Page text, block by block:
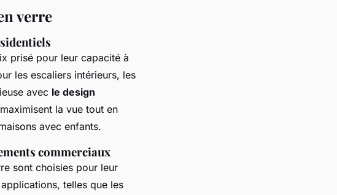
verre
prisé pour leur capacité à
les escaliers intérieurs, les
avec le design
la vue tout en
avec enfants.
commerciaux
sont choisies pour leur
telles que les